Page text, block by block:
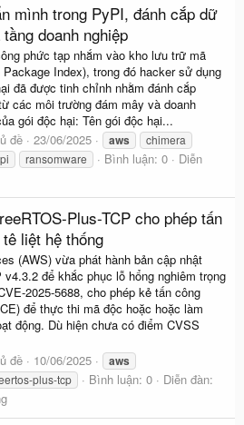
mình trong PyPI, đánh cắp dữ
doanh nghiệp
phức tạp nhắm vào kho lưu trữ mã
Index), trong đó hacker sử dụng
đã được tinh chỉnh nhằm đánh cắp
các môi trường đám mây và doanh
gói độc hại: Tên gói độc hại...
đề 23/06/2025 aws
chimera
ransomware Bình luận: 0
Diễn
Plus-TCP cho phép tấn
liệt hệ thống
(AWS) vừa phát hành bản cập nhật
v4.3.2 để khắc phục lỗ hổng nghiêm trọng
2025-5688, cho phép kẻ tấn công
để thực thi mã độc hoặc hoặc làm
động. Dù hiện chưa có điểm CVSS
đề 10/06/2025 aws
plus-tcp Bình luận: 0
Diễn đàn: